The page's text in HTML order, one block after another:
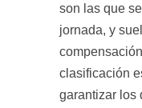
son las que
jornada, y
clasificación
garantizar los